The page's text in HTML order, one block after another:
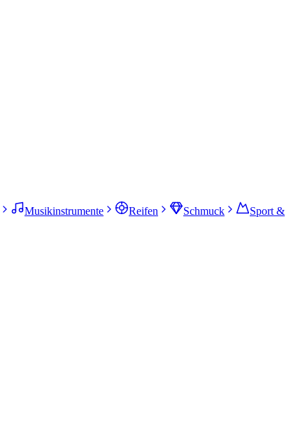
Musikinstrumente Reifen Schmuck
Sport &